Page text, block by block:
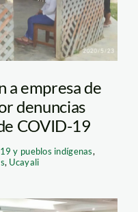
a empresa de
denuncias
COVID-19
y pueblos indígenas,
, Ucayali